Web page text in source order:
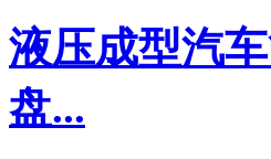
液压成型汽
盘...